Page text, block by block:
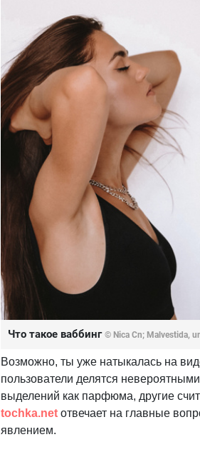
Что такое ваббинг © Nica Cn; Malvestida,
Возможно, ты уже натыкалась на
пользователи делятся
выделений как парфюма, другие
tochka.net отвечает на главные
явлением.